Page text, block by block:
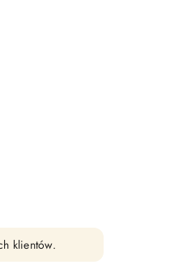
klientów.